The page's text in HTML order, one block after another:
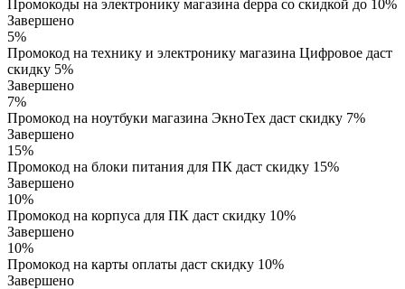
Промокоды на электронику магазина deppa со скидкой до 10%
Завершено
5%
Промокод на технику и электронику магазина Цифровое даст
скидку 5%
Завершено
7%
Промокод на ноутбуки магазина ЭкноТех даст скидку 7%
Завершено
15%
Промокод на блоки питания для ПК даст скидку 15%
Завершено
10%
Промокод на корпуса для ПК даст скидку 10%
Завершено
10%
Промокод на карты оплаты даст скидку 10%
Завершено